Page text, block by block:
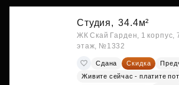
Студия, 34.4м²
ЖК Скай Гарден, 1 корпус,
этаж, №1332
Сдана Скидка
Живите сейчас - платите